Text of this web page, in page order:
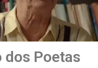
dos Poetas